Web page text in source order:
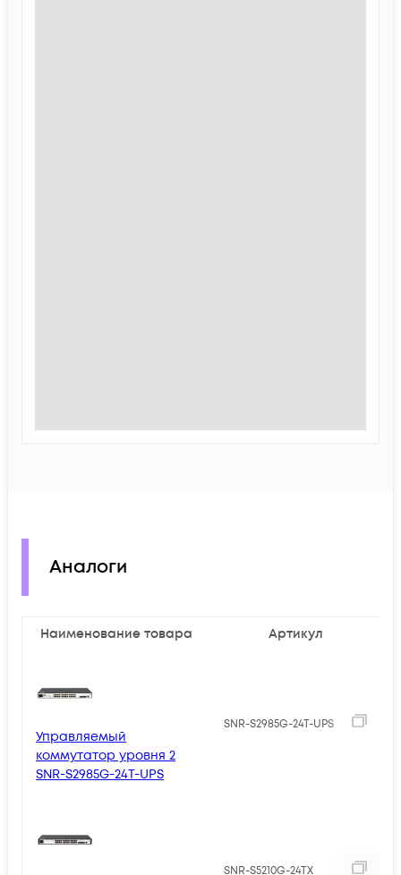
Аналоги
Наименование товара Артикул
Управляемый
коммутатор уровня 2
SNR-S2985G-24T-UPS
SNR-S2985G-24T-UPS
SNR-S5210G-24TX